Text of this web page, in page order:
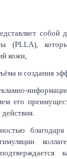
собой
(PLLA),
кожи,
и создания
его